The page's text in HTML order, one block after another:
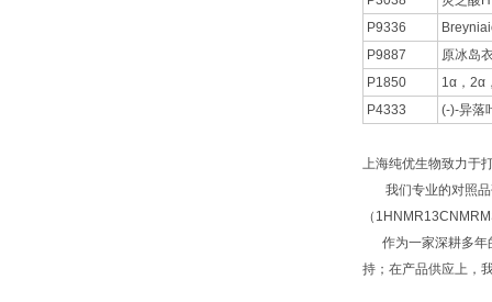
P9336
P9887
原冰岛
P1850
1α，2α
P4333
(-)-异落
上海纯优生物致力于
我们专业的对照品
（
作为一家深耕多年
持；在产品供应上，